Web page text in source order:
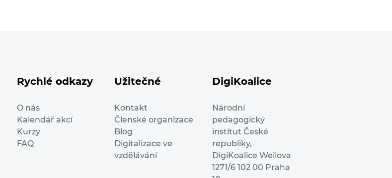
Rychlé odkazy
O nás
Kalendář akcí
Kurzy
FAQ
Užitečné
Kontakt
Členské organizace
Blog
Digitalizace ve
vzdělávání
DigiKoalice
Národní
pedagogický
institut České
republiky,
DigiKoalice Weilova
1271/6 102 00 Praha